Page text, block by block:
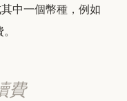
中一個幣種，例如
費